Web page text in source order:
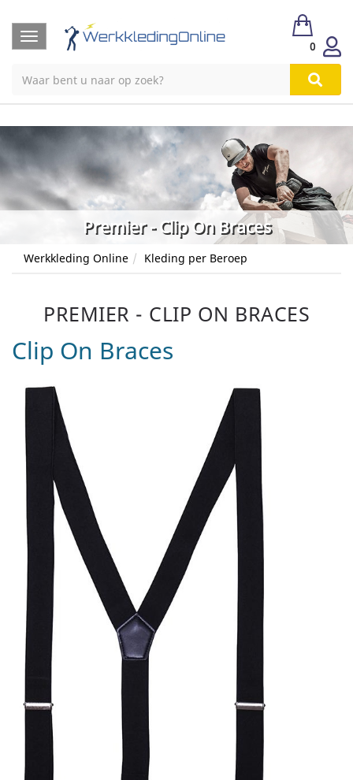
Toggle
navigation
0
Premier - Clip On Braces
Werkkleding Online Kleding per Beroep
PREMIER - CLIP ON BRACES
Clip On Braces